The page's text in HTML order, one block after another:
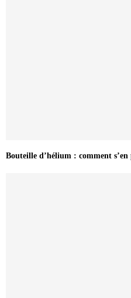
Bouteille d’hélium : comment